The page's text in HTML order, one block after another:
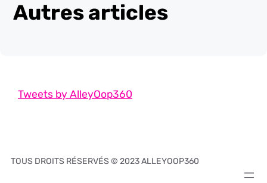
Autres articles
Tweets by AlleyOop360
TOUS DROITS RÉSERVÉS © 2023 ALLEYOOP360